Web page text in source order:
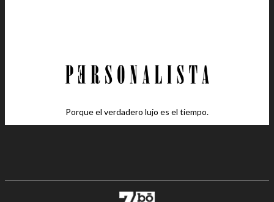
Porque el verdadero lujo es el tiempo.